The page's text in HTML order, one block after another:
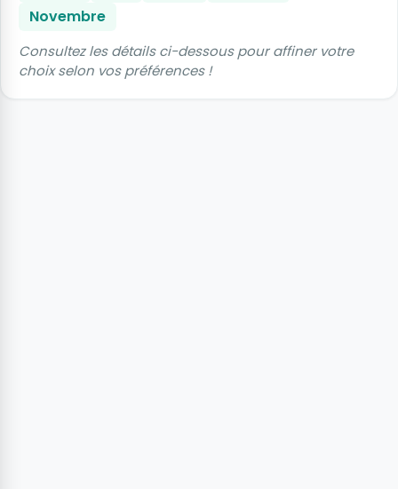
Novembre
Consultez les détails ci-dessous pour affiner votre
choix selon vos préférences !